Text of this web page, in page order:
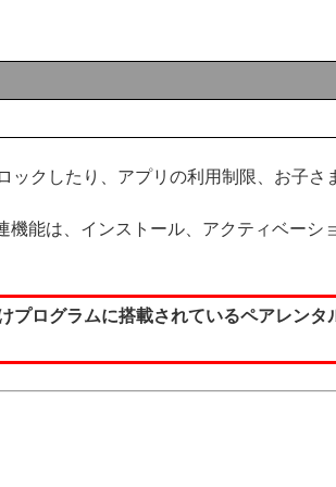
ックしたり、アプリの利用制限、お子さ
能は、インストール、アクティベーシ
ログラムに搭載されているペアレンタ